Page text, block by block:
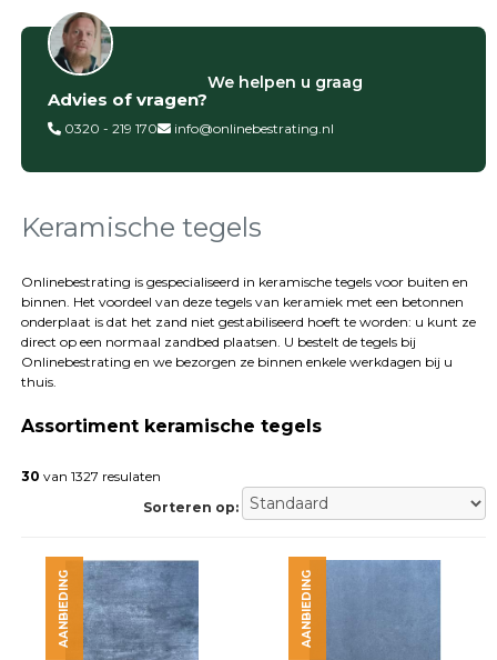
Filter op
Categorieën
Betontegels
tegels
Natuursteen
Terrastegels
Tuintegels
Stoeptegels
Buitentegels
Balkontegels
Sierbestrating
Gebakken
bestrating
Trommelstenen
Wildverband
bestrating
Muurelementen
Advies of vragen?
We helpen u graag
0320 - 219 170 info@onlinebestrating.nl
Keramische tegels
Onlinebestrating is gespecialiseerd in keramische tegels voor buiten en
binnen. Het voordeel van deze tegels van keramiek met een betonnen
onderplaat is dat het zand niet gestabiliseerd hoeft te worden: u kunt ze
direct op een normaal zandbed plaatsen. U bestelt de tegels bij
Onlinebestrating en we bezorgen ze binnen enkele werkdagen bij u
thuis.
Assortiment keramische tegels
30 van 1327 resulaten
Sorteren op:
AANBIEDING AANBIEDING